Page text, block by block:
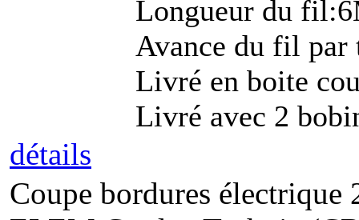
Longueur du
Avance du fil par
Livré en boite
Livré avec 2
détails
Coupe bordures électrique